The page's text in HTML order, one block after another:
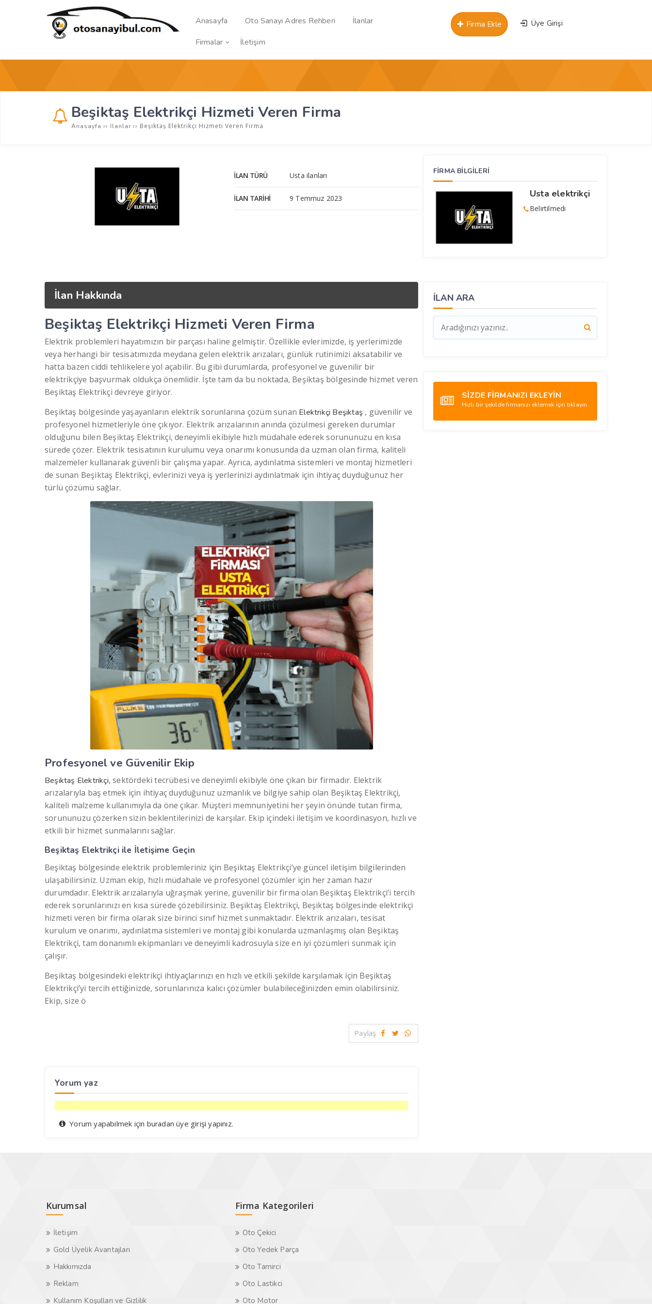
Anasayfa Oto Sanayi Adres Rehberi
İlanlar
Firmalar
İletişim
Üye Girişi
Firma Ekle
Beşiktaş Elektrikçi Hizmeti Veren Firma
Anasayfa ›› İlanlar ›› Beşiktaş Elektrikçi Hizmeti Veren Firma
İLAN TÜRÜ Usta ilanları
İLAN TARIHI 9 Temmuz 2023
FİRMA BİLGİLERİ
Usta elektrikçi
Belirtilmedi
İlan Hakkında
Beşiktaş Elektrikçi Hizmeti Veren Firma
Elektrik problemleri hayatımızın bir parçası haline gelmiştir. Özellikle evlerimizde, iş yerlerimizde
veya herhangi bir tesisatımızda meydana gelen elektrik arızaları, günlük rutinimizi aksatabilir ve
hatta bazen ciddi tehlikelere yol açabilir. Bu gibi durumlarda, profesyonel ve güvenilir bir
elektrikçiye başvurmak oldukça önemlidir. İşte tam da bu noktada, Beşiktaş bölgesinde hizmet veren
Beşiktaş Elektrikçi devreye giriyor.
Beşiktaş bölgesinde yaşayanların elektrik sorunlarına çözüm sunan Elektrikçi Beşiktaş , güvenilir ve
profesyonel hizmetleriyle öne çıkıyor. Elektrik arızalarının anında çözülmesi gereken durumlar
olduğunu bilen Beşiktaş Elektrikçi, deneyimli ekibiyle hızlı müdahale ederek sorununuzu en kısa
sürede çözer. Elektrik tesisatının kurulumu veya onarımı konusunda da uzman olan firma, kaliteli
malzemeler kullanarak güvenli bir çalışma yapar. Ayrıca, aydınlatma sistemleri ve montaj hizmetleri
de sunan Beşiktaş Elektrikçi, evlerinizi veya iş yerlerinizi aydınlatmak için ihtiyaç duyduğunuz her
türlü çözümü sağlar.
Profesyonel ve Güvenilir Ekip
Beşiktaş Elektrikçi, sektördeki tecrübesi ve deneyimli ekibiyle öne çıkan bir firmadır. Elektrik
arızalarıyla baş etmek için ihtiyaç duyduğunuz uzmanlık ve bilgiye sahip olan Beşiktaş Elektrikçi,
kaliteli malzeme kullanımıyla da öne çıkar. Müşteri memnuniyetini her şeyin önünde tutan firma,
sorununuzu çözerken sizin beklentilerinizi de karşılar. Ekip içindeki iletişim ve koordinasyon, hızlı ve
etkili bir hizmet sunmalarını sağlar.
Beşiktaş Elektrikçi ile İletişime Geçin
Beşiktaş bölgesinde elektrik problemleriniz için Beşiktaş Elektrikçi’ye güncel iletişim bilgilerinden
ulaşabilirsiniz. Uzman ekip, hızlı müdahale ve profesyonel çözümler için her zaman hazır
durumdadır. Elektrik arızalarıyla uğraşmak yerine, güvenilir bir firma olan Beşiktaş Elektrikçi’i tercih
ederek sorunlarınızı en kısa sürede çözebilirsiniz. Beşiktaş Elektrikçi, Beşiktaş bölgesinde elektrikçi
hizmeti veren bir firma olarak size birinci sınıf hizmet sunmaktadır. Elektrik arızaları, tesisat
kurulum ve onarımı, aydınlatma sistemleri ve montaj gibi konularda uzmanlaşmış olan Beşiktaş
Elektrikçi, tam donanımlı ekipmanları ve deneyimli kadrosuyla size en iyi çözümleri sunmak için
çalışır.
Beşiktaş bölgesindeki elektrikçi ihtiyaçlarınızı en hızlı ve etkili şekilde karşılamak için Beşiktaş
Elektrikçi’yi tercih ettiğinizde, sorunlarınıza kalıcı çözümler bulabileceğinizden emin olabilirsiniz.
Ekip, size ö
Paylaş
Yorum yaz
Yorum yapabilmek için buradan üye girişi yapınız.
İLAN ARA
SİZDE FİRMANIZI EKLEYİN
Hızlı bir şekilde firmanızı eklemek için tıklayın.
Kurumsal
İletişim
Gold Üyelik Avantajları
Hakkımızda
Reklam
Kullanım Koşulları ve Gizlilik
Firma Kategorileri
Oto Çekici
Oto Yedek Parça
Oto Tamirci
Oto Lastikci
Oto Motor